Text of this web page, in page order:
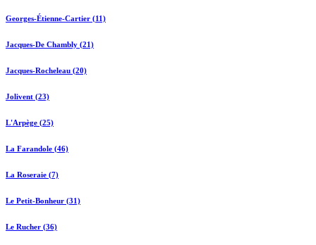
Georges-Étienne-Cartier (11)
Jacques-De Chambly (21)
Jacques-Rocheleau (20)
Jolivent (23)
L'Arpège (25)
La Farandole (46)
La Roseraie (7)
Le Petit-Bonheur (31)
Le Rucher (36)